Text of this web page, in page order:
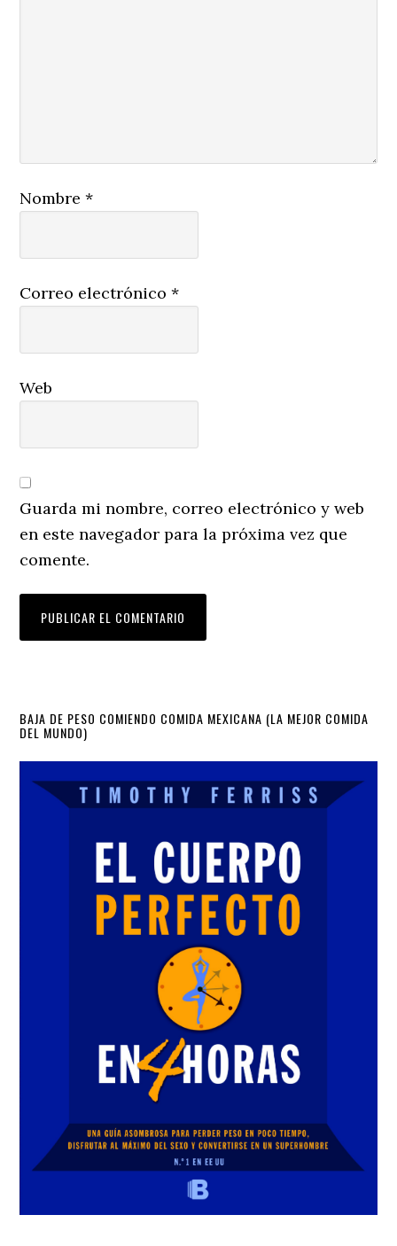
Nombre*
Correo electrónico*
Web
Guarda mi nombre, correo electrónico y web
en este navegador para la próxima vez que
comente.
Primary
Sidebar
BAJA DE PESO COMIENDO COMIDA MEXICANA (LA MEJOR COMIDA
DEL MUNDO)